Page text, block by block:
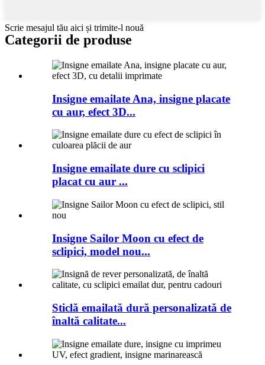
Scrie mesajul tău aici și trimite-l nouă
Categorii de produse
Insigne emailate Ana, insigne placate
cu aur, efect 3D...
Insigne emailate dure cu sclipici
placat cu aur ...
Insigne Sailor Moon cu efect de
sclipici, model nou...
Sticlă emailată dură personalizată de
înaltă calitate...